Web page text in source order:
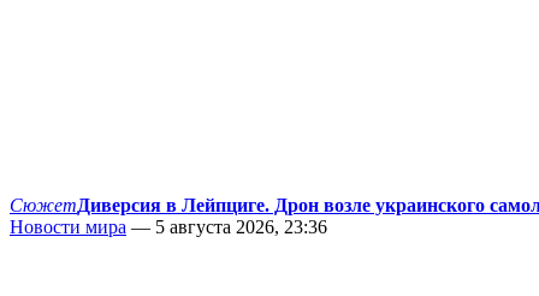
СюжетДиверсия в Лейпциге. Дрон возле украинского
Новости мира — 5 августа 2026, 23:36